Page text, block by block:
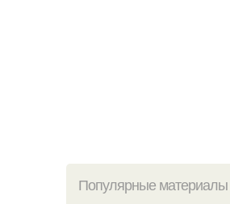
Популярные материалы